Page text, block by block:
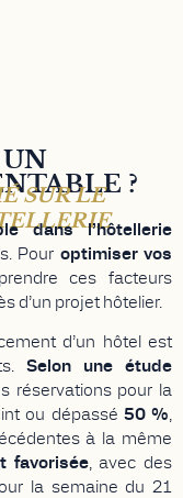
UN
?
SUR LE
dans l’hôtellerie
Pour optimiser vos
ces facteurs
d’un projet hôtelier.
d’un hôtel est
Selon une étude
réservations pour la
ou dépassé 50 %,
à la même
favorisée, avec des
la semaine du 21